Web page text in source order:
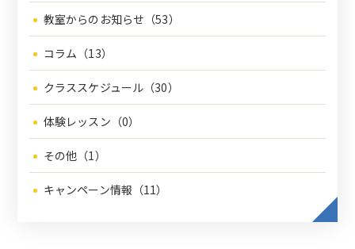
教室からのお知らせ（53）
コラム（13）
クラススケジュール（30）
体験レッスン（0）
その他（1）
キャンペーン情報（11）